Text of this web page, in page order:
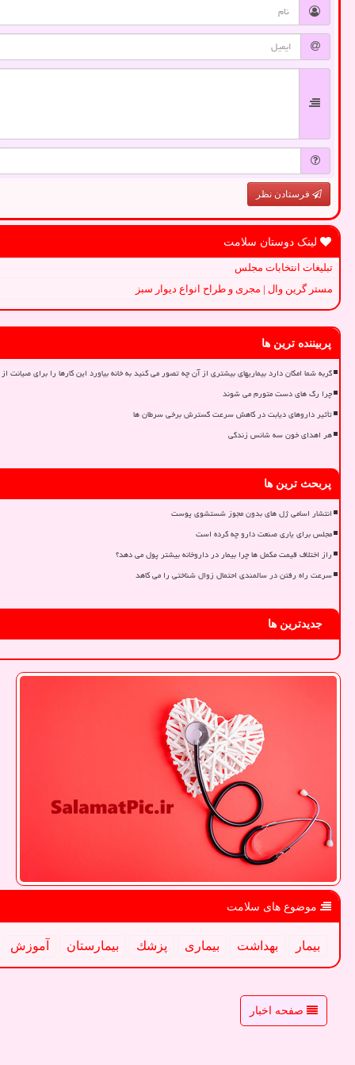
فرستادن نظر
لینک دوستان سلامت
تبلیغات انتخابات مجلس
مستر گرین وال | مجری و طراح انواع دیوار سبز
پربیننده ترین ها
گربه شما امکان دارد بیماریهای بیشتری از آن چه تصور می کنید به خانه بیاورد این کارها را برای صیانت
چرا رگ های دست متورم می شوند
تأثیر داروهای دیابت در کاهش سرعت گسترش برخی سرطان ها
هر اهدای خون سه شانس زندگی
پربحث ترین ها
انتشار اسامی ژل های بدون مجوز شستشوی پوست
مجلس برای یاری صنعت دارو چه کرده است
راز اختلاف قیمت مکمل ها چرا بیمار در داروخانه بیشتر پول می دهد؟
سرعت راه رفتن در سالمندی احتمال زوال شناختی را می کاهد
جدیدترین ها
موضوع های سلامت
بیمار بهداشت بیماری پزشك بیمارستان آموزش
صفحه اخبار